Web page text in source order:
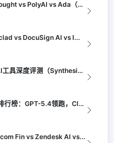
AI全渠道客服评测：Forethought vs PolyAI vs Ada（G...
vs DocuSign AI vs I...
2026年12款真正值得用的AI工具深度评测（Synthesia评选）
2026年Q2全球十大AI工具排行榜：GPT-5.4领跑，Claude Opus...
Fin vs Zendesk AI vs...